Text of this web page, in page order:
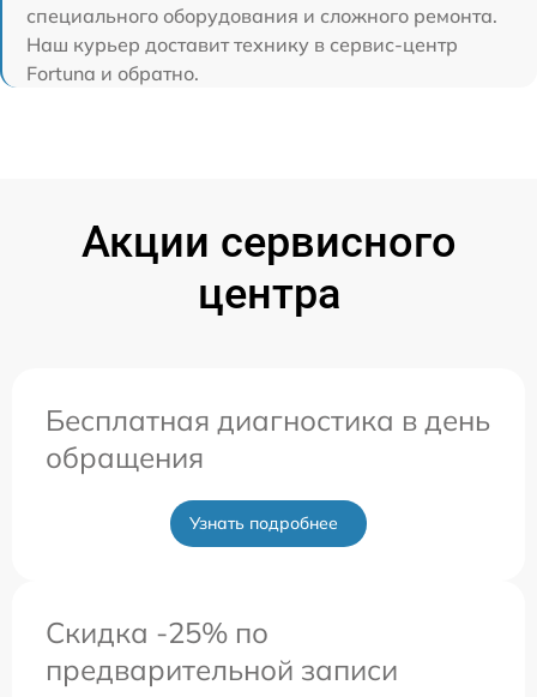
специального оборудования и сложного ремонта.
Наш курьер доставит технику в сервис-центр
Fortuna и обратно.
Акции сервисного
центра
Бесплатная диагностика в день
обращения
Узнать подробнее
Скидка -25% по
предварительной записи